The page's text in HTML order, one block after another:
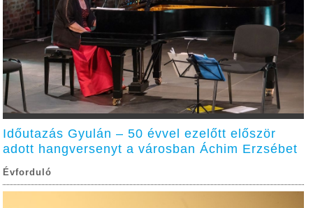
Időutazás Gyulán – 50 évvel ezelőtt először
adott hangversenyt a városban Áchim Erzsébet
Évforduló